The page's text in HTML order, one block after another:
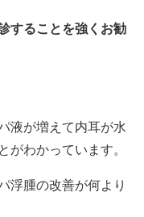
することを強くお勧
液が増えて内耳が水
がわかっています。
浮腫の改善が何より